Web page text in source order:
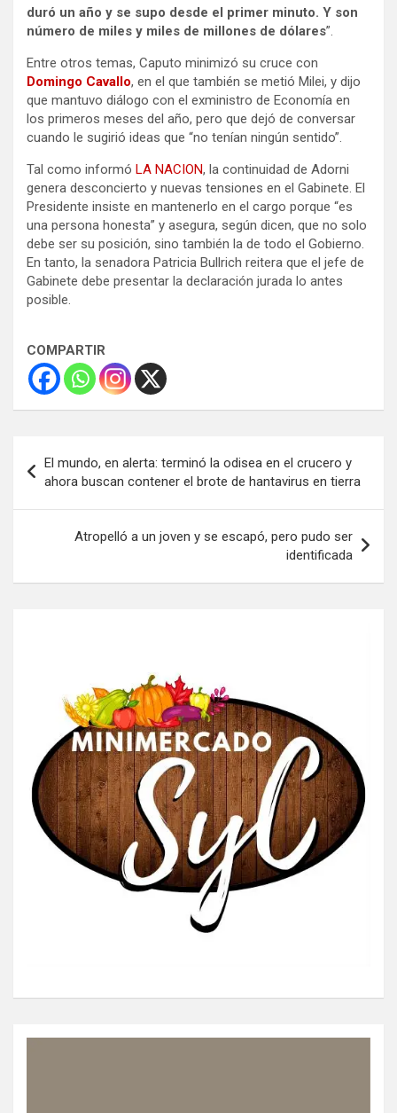
duró un año y se supo desde el primer minuto. Y son
número de miles y miles de millones de dólares”.
Entre otros temas, Caputo minimizó su cruce con
Domingo Cavallo, en el que también se metió Milei, y dijo
que mantuvo diálogo con el exministro de Economía en
los primeros meses del año, pero que dejó de conversar
cuando le sugirió ideas que “no tenían ningún sentido”.
Tal como informó LA NACION, la continuidad de Adorni
genera desconcierto y nuevas tensiones en el Gabinete. El
Presidente insiste en mantenerlo en el cargo porque “es
una persona honesta” y asegura, según dicen, que no solo
debe ser su posición, sino también la de todo el Gobierno.
En tanto, la senadora Patricia Bullrich reitera que el jefe de
Gabinete debe presentar la declaración jurada lo antes
posible.
COMPARTIR
de
entradas
El mundo, en alerta: terminó la odisea en el crucero y
ahora buscan contener el brote de hantavirus en tierra
Atropelló a un joven y se escapó, pero pudo ser
identificada